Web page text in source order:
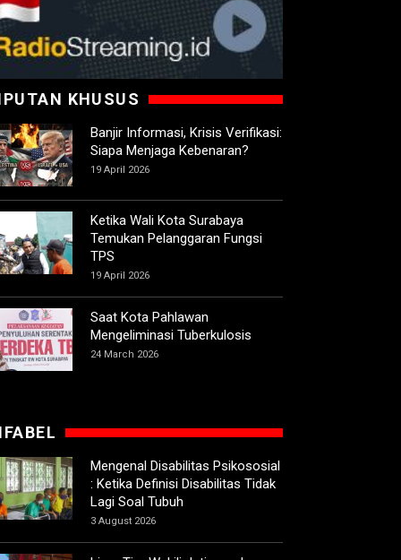
KHUSUS
Banjir Informasi, Krisis Verifikasi:
Siapa Menjaga Kebenaran?
19 April 2026
Ketika Wali Kota Surabaya
Temukan Pelanggaran Fungsi
TPS
19 April 2026
Saat Kota Pahlawan
Mengeliminasi Tuberkulosis
24 March 2026
Mengenal Disabilitas Psikososial
: Ketika Definisi Disabilitas Tidak
Lagi Soal Tubuh
3 August 2026